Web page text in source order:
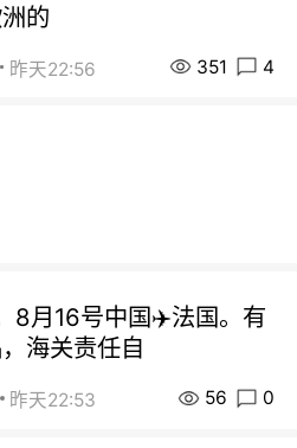
的
昨天22:56 351 4
8月16号中国✈️法国。有
海关责任自
昨天22:53 56 0